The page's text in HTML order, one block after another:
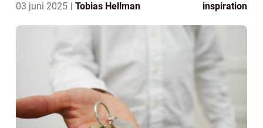
03 juni 2025 Tobias Hellman inspiration